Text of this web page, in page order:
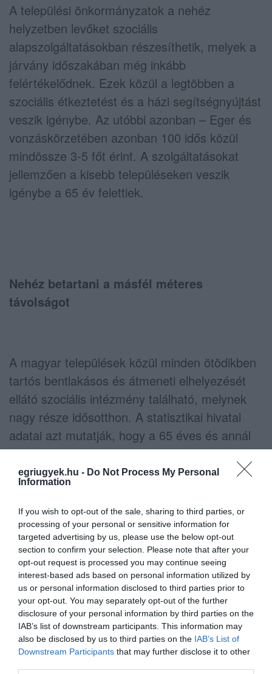
egriugyek.hu - Do Not Process My Personal
Information
If you wish to opt-out of the sale, sharing to third parties, or
processing of your personal or sensitive information for
targeted advertising by us, please use the below opt-out
section to confirm your selection. Please note that after your
opt-out request is processed you may continue seeing
interest-based ads based on personal information utilized by
us or personal information disclosed to third parties prior to
your opt-out. You may separately opt-out of the further
disclosure of your personal information by third parties on the
IAB’s list of downstream participants. This information may
also be disclosed by us to third parties on the IAB’s List of
Downstream Participants that may further disclose it to other
A települési önkormányzatok a nehéz
helyzetben levőket szociális
alapszolgáltatásokban részesíthetik, melyek a
járvány időszakában még inkább
felértékelődnek. Ezek közül a legtöbben a
szociális étkeztetést és a házi segítségnyújtást
veszik igénybe. Az utóbbi azonban – Eger és
vonzáskörzetében azonban 100 idős közül
mindössze 3-5 főt érint. A szolgáltatásokat
jellemzően a kisebb településeken veszik
igénybe a 65 év felettiek.
Nehéz betartani a másfél méteres
távolságot
A magyar települések közül minden ötödikben
tartós bentlakásos és átmeneti elhelyezését
ellátó szociális intézmény található, melynek
nagy része idősotthon. A statisztikai hivatal
adatai azt mutatják, hogy a 65 éves és annál
idősebb népesség 3,0%-a él ilyen
intézményekben. A jelenlegi helyzetben jó hír,
hogy az egri kistérségben ez az érték az
országos átlag felénél is alacsonyabb. Az
azonban már elgondolkodtató, hogy az
intézmények kihasználtsága 96%-os, így
ezekben az intézményekben komoly gondot
okozhat a járványügyi előírások szigorú
betartása, amelyet az is jelez, hogy
Magyarországon is találtak fertőzöttet
idősotthonban.